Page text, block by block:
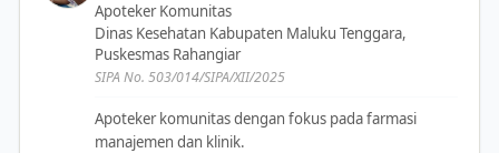
Apoteker Komunitas
Dinas Kesehatan Kabupaten Maluku Tenggara,
Puskesmas Rahangiar
SIPA No. 503/014/SIPA/XII/2025
Apoteker komunitas dengan fokus pada farmasi
manajemen dan klinik.